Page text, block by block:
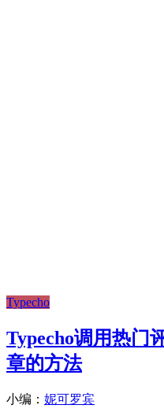
Typecho
Typecho调用热门
章的方法
小编： 妮可罗宾